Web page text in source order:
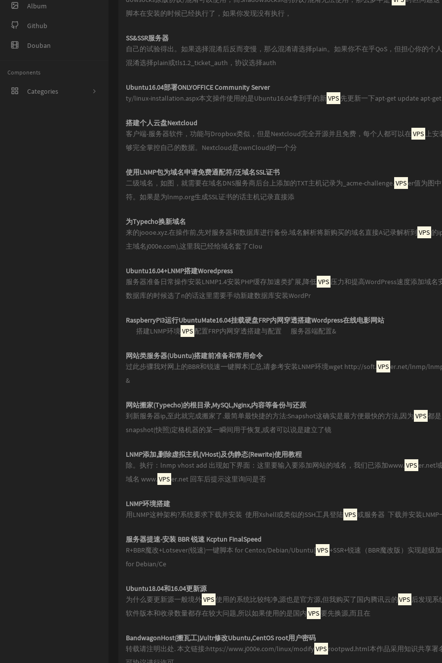
Album
Github
Douban
Components
Categories
脚本在安装的时候已经执行了，如果你发现没有执行，
SS&SSR服务器
自己的试验得出。如果选择混淆后反而变慢，那么混淆请选择plain。如果你不在乎QoS，但担心你的个人
混淆选择plain或tls1.2_ticket_auth，协议选择auth
Ubuntu16.04部署ONLYOFFICE Community Server
ty/linux-installation.aspx本文操作使用的是Ubuntu16.04拿到手的新VPS 先更新一下apt-get update apt-
搭建个人云盘Nextcloud
客户端-服务器软件，功能与Dropbox类似，但是Nextcloud完全开源并且免费，每个人都可以在 VPS 上
够完全掌控自己的数据。Nextcloud是ownCloud的一个分
使用LNMP包为域名申请免费通配符/泛域名SSL证书
二级域名，如图，就需要在域名DNS服务商后台上添加的TXT主机记录为_acme-challenge.VPSer值为图
符。如果是为lnmp.org生成SSL证书的话主机记录直接添
为Typecho换新域名
来的joooe.xyz.在操作前,先对服务器和数据库进行备份.域名解析将新购买的域名直接A记录解析到 VPS 的
主域名j000e.com),这里我已经给域名套了Clou
Ubuntu16.04+LNMP搭建Woredpress
服务器准备日常操作安装LNMP1.4安装PHP缓存加速类扩展,降低VPS 压力和提高WordPress速度添加域
数据库的时候选了n的话这里需要手动新建数据库安装WordPr
RaspberryPi3运行UbuntuMate16.04挂载硬盘FRP内网穿透搭建Wordpress在线电影网站
搭建LNMP环境VPS 配置FRP内网穿透搭建与配置 服务器端配置&
网站类服务器(Ubuntu)搭建前准备和常用命令
过此步骤我对网上的BBR和锐速一键脚本汇总,请参考安装LNMP环境wget http://soft.VPSer.net/lnmp/
&
网站搬家(Typecho)的根目录,MySQL,Nginx,内容等备份与还原
到新服务器ip,至此就完成搬家了.最简单最快捷的方法:Snapshot这确实是最方便最快的方法,因为 VPS都
snapshot(快照)定格机器的某一瞬间用于恢复,或者可以说是建立了镜
LNMP添加,删除虚拟主机(VHost)及伪静态(Rewrite)使用教程
除。执行：lnmp vhost add 出现如下界面：这里要输入要添加网站的域名，我们已添加www.VPSer.net
域名 www.VPSer.net 回车后提示这里询问是否
LNMP环境搭建
用LNMP这种架构?系统要求下载并安装 使用Xshell或类似的SSH工具登陆VPS或服务器 下载并安装LNMP
服务器提速-安装 BBR 锐速 Kcptun FinalSpeed
R+BBR魔改+Lotsever(锐速)一键脚本 for Centos/Debian/Ubuntu[VPS+SSR+锐速（BBR魔改版）实现超级
for Debian/Ce
Ubuntu18.04和16.04更新源
为什么要更新源一般境外VPS使用的系统比较纯净,源也是官方源,但我购买了国内腾讯云的VPS 后发现系
软件版本和收录数量都存在较大问题,所以如果使用的是国内 VPS要先换源,而且在
BandwagonHost(搬瓦工),Vultr修改Ubuntu,CentOS root用户密码
转载请注明出处. 本文链接:https://www.j000e.com/linux/modify VPS rootpwd.html本作品采用知识共享署